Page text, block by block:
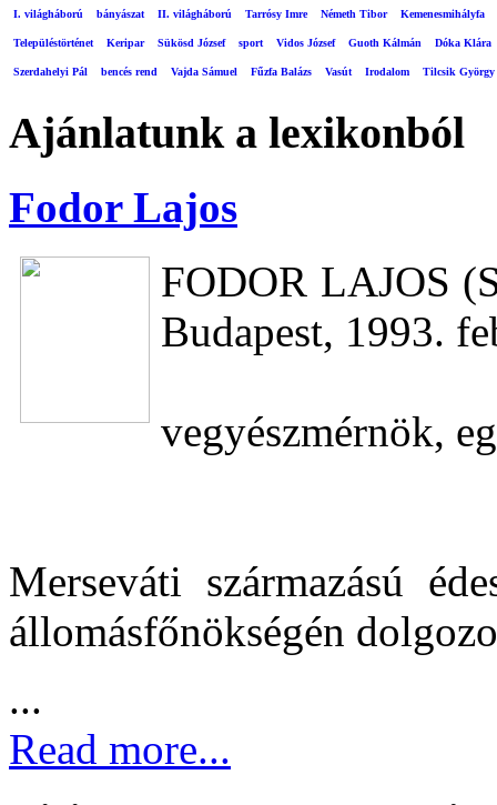
I. világháború bányászat II. világháború Tarrósy Imre Németh Tibor Kemenesmihályfa
Településtörténet Keripar Sükösd József sport Vidos József Guoth Kálmán Dóka Klára
Szerdahelyi Pál bencés rend Vajda Sámuel Fűzfa Balázs Vasút Irodalom Tilcsik György
Ajánlatunk a lexikonból
Fodor Lajos
FODOR LAJOS
Budapest, 1993.
vegyészmérnök,
Merseváti származású
állomásfőnökségén
...
Read more...